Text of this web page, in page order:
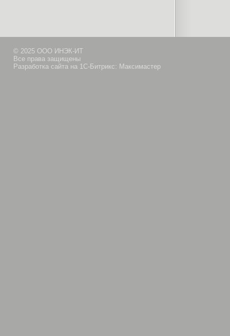
© 2025 ООО ИНЭК-ИТ
Все права защищены
Разработка сайта на 1С-Битрикс: Максимастер